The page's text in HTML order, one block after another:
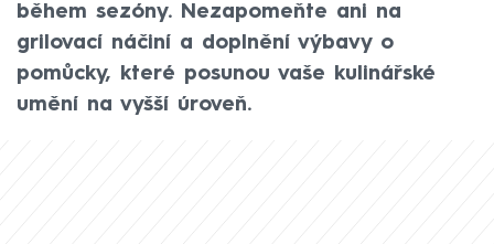
během sezóny. Nezapomeňte ani na
grilovací náčiní a doplnění výbavy o
pomůcky, které posunou vaše kulinářské
umění na vyšší úroveň.